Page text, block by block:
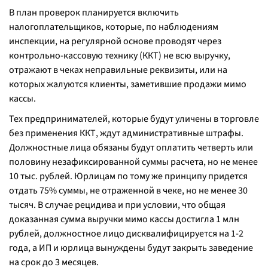
В план проверок планируется включить
налогоплательщиков, которые, по наблюдениям
инспекции, на регулярной основе проводят через
контрольно-кассовую технику (ККТ) не всю выручку,
отражают в чеках неправильные реквизиты, или на
которых жалуются клиенты, заметившие продажи мимо
кассы.
Тех предпринимателей, которые будут уличены в торговле
без применения ККТ, ждут административные штрафы.
Должностные лица обязаны будут оплатить четверть или
половину незафиксированной суммы расчета, но не менее
10 тыс. рублей. Юрлицам по тому же принципу придется
отдать 75% суммы, не отраженной в чеке, но не менее 30
тысяч. В случае рецидива и при условии, что общая
доказанная сумма выручки мимо кассы достигла 1 млн
рублей, должностное лицо дисквалифицируется на 1-2
года, а ИП и юрлица вынуждены будут закрыть заведение
на срок до 3 месяцев.